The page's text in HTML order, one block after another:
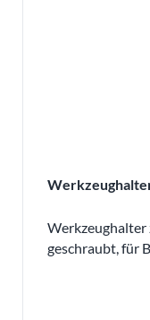
Werkzeughalter
geschraubt, für